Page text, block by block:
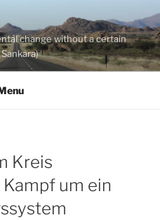
change without a certain
Kreis
um ein